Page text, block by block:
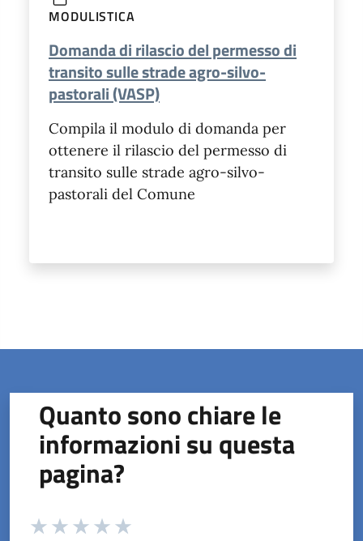
MODULISTICA
Domanda di rilascio del permesso di
transito sulle strade agro-silvo-
pastorali (VASP)
Compila il modulo di domanda per
ottenere il rilascio del permesso di
transito sulle strade agro-silvo-
pastorali del Comune
Quanto sono chiare le
informazioni su questa
pagina?
Valuta da 1 a 5 stelle la pagina